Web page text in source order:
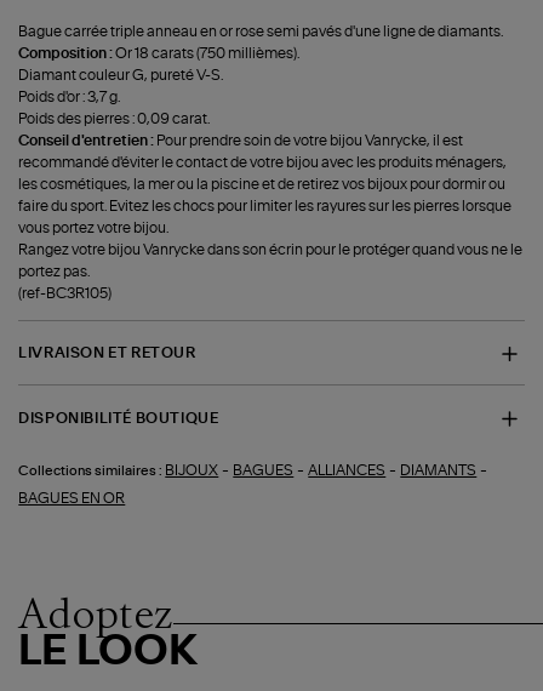
Bague carrée triple anneau en or rose semi pavés d'une ligne de diamants.
Composition :Or 18 carats (750 millièmes).
Diamant couleur G, pureté V-S.
Poids d'or : 3,7 g.
Poids des pierres : 0,09 carat.
Conseil d'entretien : Pour prendre soin de votre bijou Vanrycke, il est
recommandé d'éviter le contact de votre bijou avec les produits ménagers,
les cosmétiques, la mer ou la piscine et de retirez vos bijoux pour dormir ou
faire du sport. Evitez les chocs pour limiter les rayures sur les pierres lorsque
vous portez votre bijou.
Rangez votre bijou Vanrycke dans son écrin pour le protéger quand vous ne le
portez pas.
(ref-BC3R105)
LIVRAISON ET RETOUR
DISPONIBILITÉ BOUTIQUE
Collections similaires : BIJOUX - BAGUES -ALLIANCES - DIAMANTS -
BAGUES EN OR
Adoptez
LE LOOK